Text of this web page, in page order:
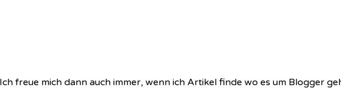
freue mich dann auch immer, wenn ich Artikel finde wo es um Blogger